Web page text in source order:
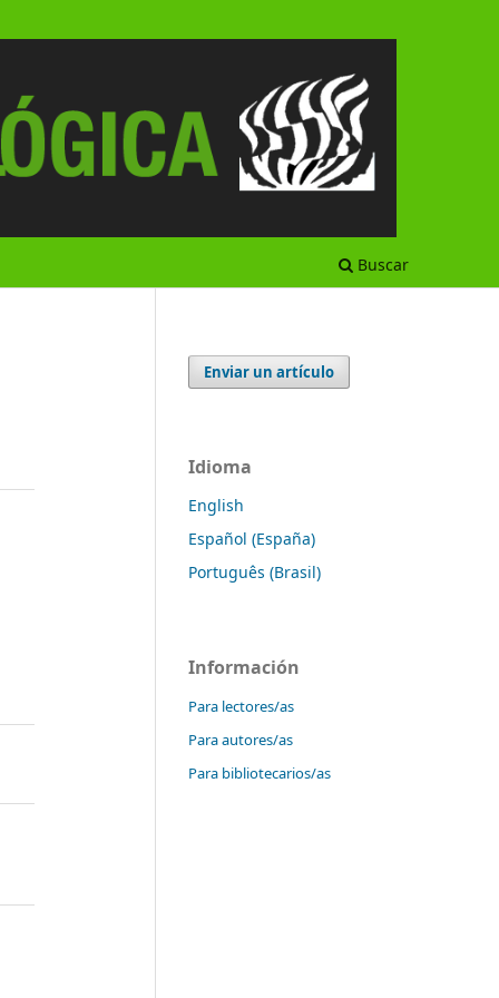
Buscar
Enviar un artículo
Idioma
English
Español (España)
Português (Brasil)
Información
Para lectores/as
Para autores/as
Para bibliotecarios/as